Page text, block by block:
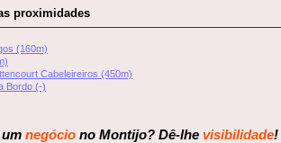
proximidades
(160m)
Cabeleireiros (450m)
Bordo (-)
um negócio no Montijo? Dê-lhe visibilidade!